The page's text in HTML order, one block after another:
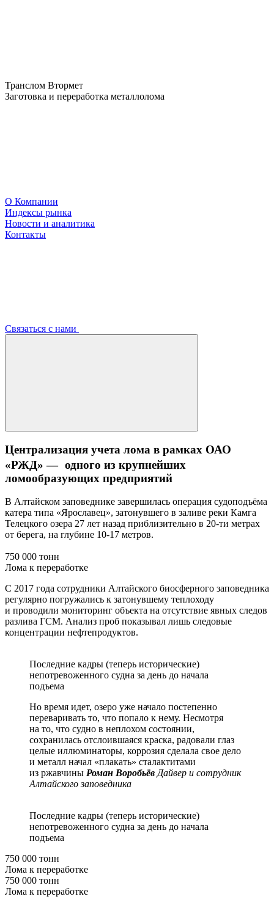
Транслом Втормет
Заготовка и переработка металлолома
О Компании
Индексы рынка
Новости и аналитика
Контакты
Связаться с нами
Централизация учета лома в рамках ОАО
«РЖД» — одного из крупнейших
ломообразующих предприятий
В Алтайском заповеднике завершилась операция судоподъёма
катера типа «Ярославец», затонувшего в заливе реки Камга
Телецкого озера 27 лет назад приблизительно в 20-ти метрах
от берега, на глубине 10-17 метров.
750 000 тонн
Лома к переработке
С 2017 года сотрудники Алтайского биосферного заповедника
регулярно погружались к затонувшему теплоходу
и проводили мониторинг объекта на отсутствие явных следов
разлива ГСМ. Анализ проб показывал лишь следовые
концентрации нефтепродуктов.
Последние кадры (теперь исторические)
непотревоженного судна за день до начала
подъема
Но время идет, озеро уже начало постепенно
переваривать то, что попало к нему. Несмотря
на то, что судно в неплохом состоянии,
сохранилась отслоившаяся краска, радовали глаз
целые иллюминаторы, коррозия сделала свое дело
и металл начал «плакать» сталактитами
из ржавчины Роман ВоробьёвДайвер и сотрудник
Алтайского заповедника
Последние кадры (теперь исторические)
непотревоженного судна за день до начала
подъема
750 000 тонн
Лома к переработке
750 000 тонн
Лома к переработке